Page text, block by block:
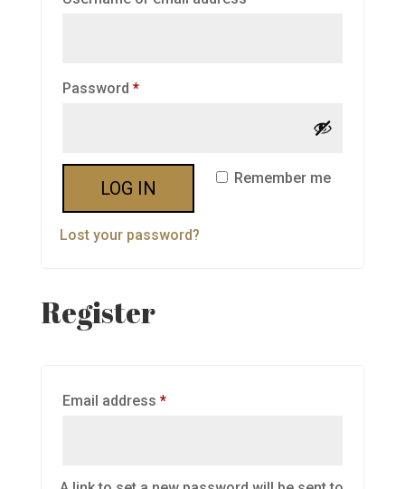
Password *Required
Remember me
LOG IN
Lost your password?
Register
Email address *Required